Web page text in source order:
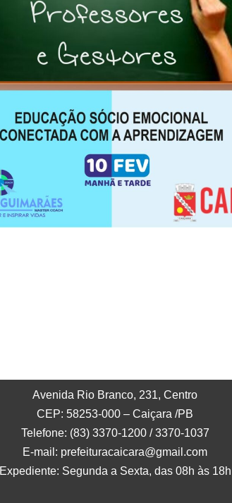
Avenida Rio Branco, 231, Centro
CEP: 58253-000 – Caiçara /PB
Telefone: (83) 3370-1200 / 3370-1037
E-mail: prefeituracaicara@gmail.com
Expediente: Segunda a Sexta, das 08h às 18h